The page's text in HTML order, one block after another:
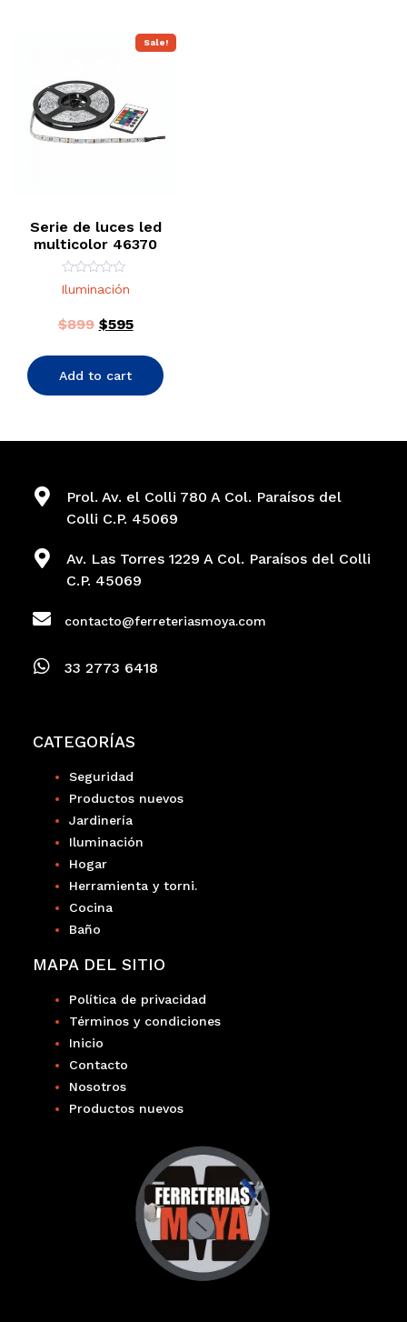
Sale!
Serie de luces led
multicolor 46370
Rated
0
of
5
Iluminación
$899 $595
Add to cart
MAPA DEL SITIO
Política de privacidad
Términos y condiciones
Inicio
Contacto
Nosotros
Productos nuevos
CATEGORÍAS
Seguridad
Productos nuevos
Jardinería
Iluminación
Hogar
Herramienta y torni.
Cocina
Baño
Prol. Av. el Colli 780 A Col. Paraísos del
Colli C.P. 45069
Av. Las Torres 1229 A Col. Paraísos del Colli
C.P. 45069
contacto@ferreteriasmoya.com
33 2773 6418